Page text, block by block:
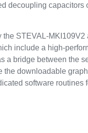
decoupling capacitors
the STEVAL-MKI109V2
include a high-
a bridge between the
the downloadable
software routines